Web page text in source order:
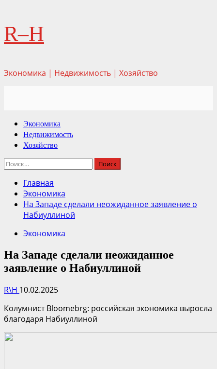
Перейти
содержимому
R–H
Экономика | Недвижимость | Хозяйство
Основное
меню
Экономика
Недвижимость
Хозяйство
Найти:
Главная
Экономика
На Западе сделали неожиданное заявление о
Набиуллиной
Экономика
На Западе сделали неожиданное
заявление о Набиуллиной
R\H 10.02.2025
Колумнист Bloomebrg: российская экономика выросла
благодаря Набиуллиной